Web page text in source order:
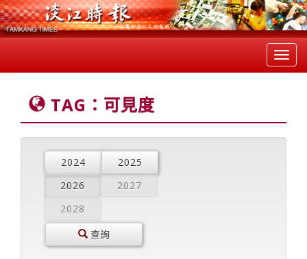
TAG：可見度
2024
2025
2026
2027
2028
查詢